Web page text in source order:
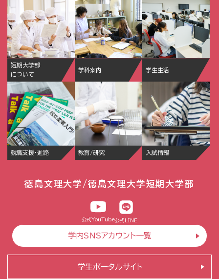
短期大学部
について
学科案内 学生生活
就職支援・進路 教育/研究 入試情報
徳島文理大学/徳島文理大学短期大学部
公式YouTube公式LINE
学内SNSアカウント一覧
学生ポータルサイト